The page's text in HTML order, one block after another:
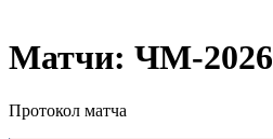
Матчи: ЧМ-2026
Протокол матча